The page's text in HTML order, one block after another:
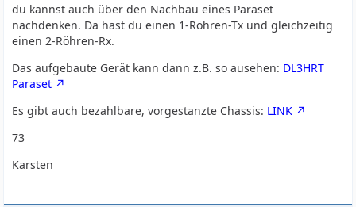
du kannst auch über den Nachbau eines Paraset
nachdenken. Da hast du einen 1-Röhren-Tx und gleichzeitig
einen 2-Röhren-Rx.
Das aufgebaute Gerät kann dann z.B. so ausehen: DL3HRT
Paraset
Es gibt auch bezahlbare, vorgestanzte Chassis: LINK
73
Karsten